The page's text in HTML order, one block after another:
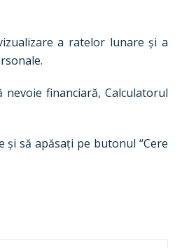
a ratelor lunare și a
financiară, Calculatorul
să apăsați pe butonul “Cere